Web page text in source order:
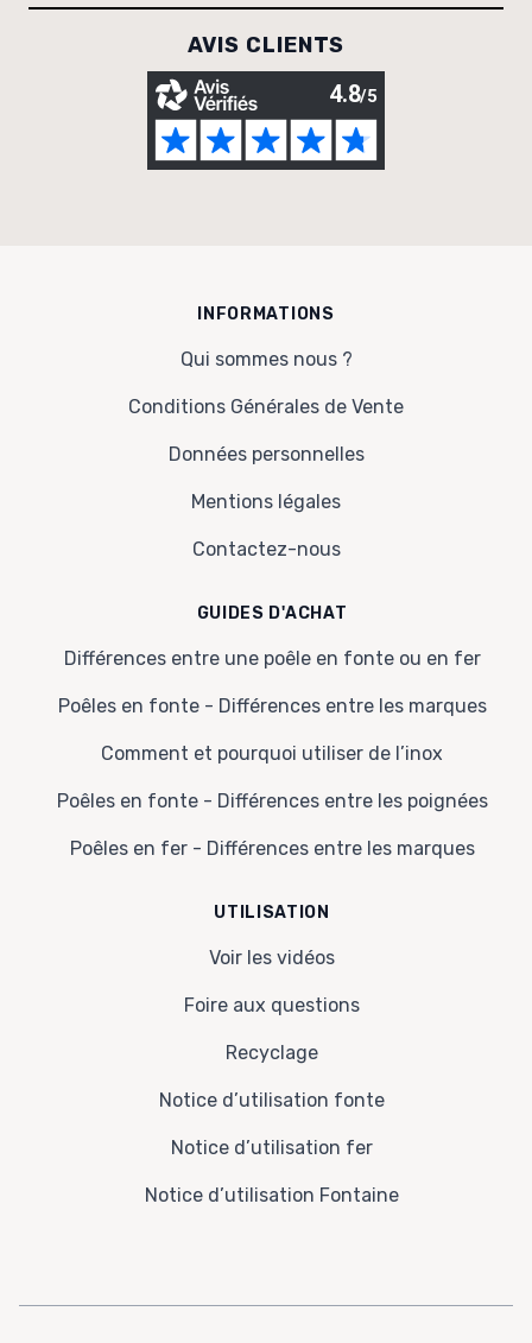
AVIS CLIENTS
INFORMATIONS
Qui sommes nous ?
Conditions Générales de Vente
Données personnelles
Mentions légales
Contactez-nous
GUIDES D'ACHAT
Différences entre une poêle en fonte ou en fer
Poêles en fonte - Différences entre les marques
Comment et pourquoi utiliser de l’inox
Poêles en fonte - Différences entre les poignées
Poêles en fer - Différences entre les marques
UTILISATION
Voir les vidéos
Foire aux questions
Recyclage
Notice d’utilisation fonte
Notice d’utilisation fer
Notice d’utilisation Fontaine